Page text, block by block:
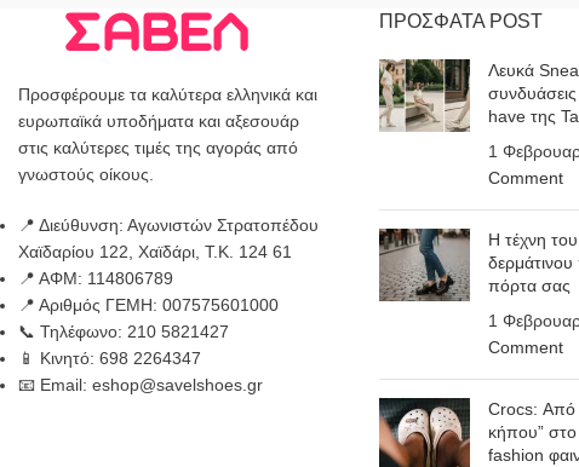
Προσφέρουμε τα καλύτερα ελληνικά και
ευρωπαϊκά υποδήματα και αξεσουάρ
στις καλύτερες τιμές της αγοράς από
γνωστούς οίκους.
📍 Διεύθυνση: Αγωνιστών Στρατοπέδου
Χαϊδαρίου 122, Χαϊδάρι, Τ.Κ. 124 61
📍 ΑΦΜ: 114806789
📍 Αριθμός ΓΕΜΗ: 007575601000
📞 Τηλέφωνο: 210 5821427
📱 Κινητό: 698 2264347
📧 Email: eshop@savelshoes.gr
ΠΡΟΣΦΑΤΑ POST
Λευκά
have της
1
Comment
Η τέχνη
πόρτα σας
1
Comment
Crocs: Από
κήπου”
fashion